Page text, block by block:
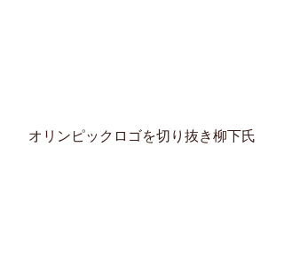
オリンピックロゴを切り抜き柳下氏